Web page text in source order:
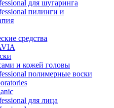
для шугаринга
пилинги и
средства
и кожей головы
полимерные воски
для лица